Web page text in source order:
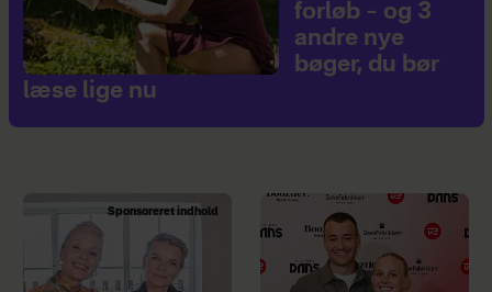
forløb – og 3
andre nye
bøger, du bør
læse lige nu
Sponsoreret indhold